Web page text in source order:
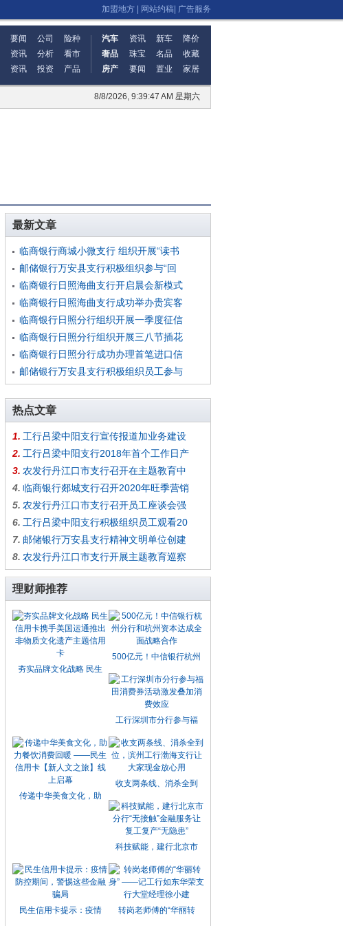
加盟地方 网站约稿 广告服务
要闻 公司
险种
资讯 分析
看市
资讯 投资 产品
汽车 资讯 新车
降价
奢品
珠宝 名品
收藏
房产
要闻 置业 家居
8/8/2026, 9:39:48 AM 星期六
最新文章
临商银行商城小微支行 组织开展“读书
邮储银行万安县支行积极组织参与“回
临商银行日照海曲支行开启晨会新模式
临商银行日照海曲支行成功举办贵宾客
临商银行日照分行组织开展一季度征信
临商银行日照分行组织开展三八节插花
临商银行日照分行成功办理首笔进口信
邮储银行万安县支行积极组织员工参与
热点文章
1. 工行吕梁中阳支行宣传报道加业务建设
2. 工行吕梁中阳支行2018年首个工作日产
3. 农发行丹江口市支行召开在主题教育中
4. 临商银行郯城支行召开2020年旺季营销
5. 农发行丹江口市支行召开员工座谈会强
6. 工行吕梁中阳支行积极组织员工观看20
7. 邮储银行万安县支行精神文明单位创建
8. 农发行丹江口市支行开展主题教育巡察
理财师推荐
夯实品牌文化战略 民生
500亿元！中信银行杭州
工行深圳市分行参与福
传递中华美食文化，助
收支两条线、消杀全到
科技赋能，建行北京市
民生信用卡提示：疫情 转岗老师傅的“华丽转